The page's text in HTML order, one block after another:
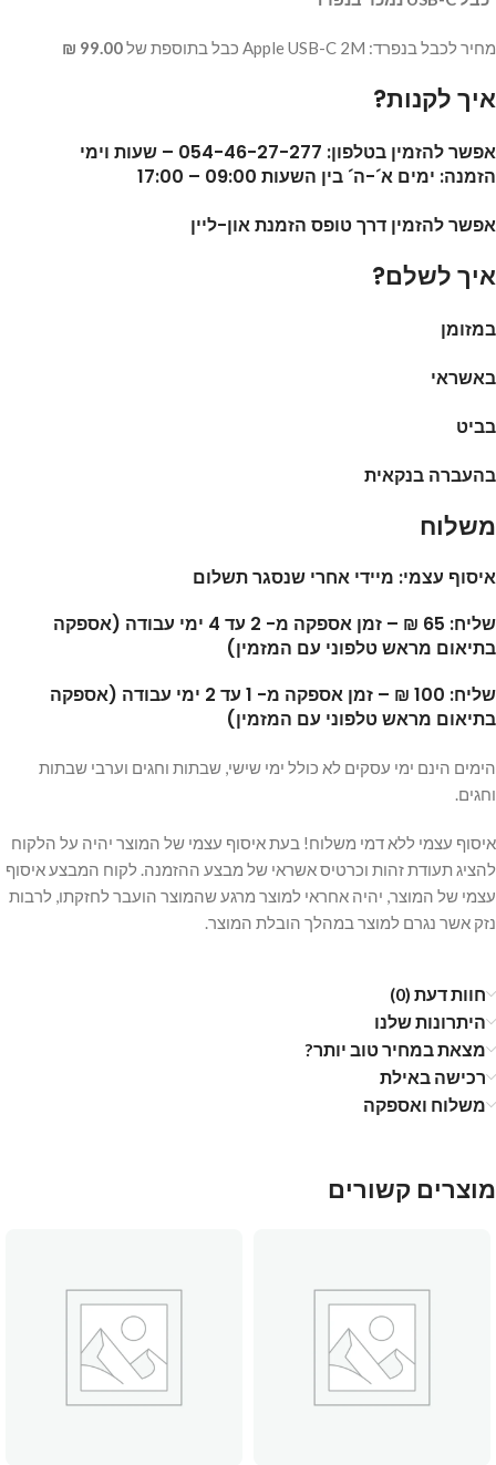
מחיר לכבל בנפרד: Apple USB-C 2M כבל בתוספת של99.00 ₪
איך לקנות?
אפשר להזמין בטלפון: 054-46-27-277 – שעות וימי
הזמנה: ימים א´-ה´ בין השעות 09:00 – 17:00
אפשר להזמין דרך טופס הזמנת און-ליין
איך לשלם?
במזומן
באשראי
בביט
בהעברה בנקאית
משלוח
איסוף עצמי: מיידי אחרי שנסגר תשלום
שליח: 65 ₪ – זמן אספקה מ- 2 עד 4 ימי עבודה (אספקה
בתיאום מראש טלפוני עם המזמין)
שליח: 100 ₪ – זמן אספקה מ- 1 עד 2 ימי עבודה (אספקה
בתיאום מראש טלפוני עם המזמין)
הימים הינם ימי עסקים לא כולל ימי שישי, שבתות וחגים וערבי שבתות
וחגים.
איסוף עצמי ללא דמי משלוח! בעת איסוף עצמי של המוצר יהיה על הלקוח
להציג תעודת זהות וכרטיס אשראי של מבצע ההזמנה. לקוח המבצע איסוף
עצמי של המוצר, יהיה אחראי למוצר מרגע שהמוצר הועבר לחזקתו, לרבות
נזק אשר נגרם למוצר במהלך הובלת המוצר.
חוות דעת (0)
היתרונות שלנו
מצאת במחיר טוב יותר?
רכישה באילת
משלוח ואספקה
מוצרים קשורים